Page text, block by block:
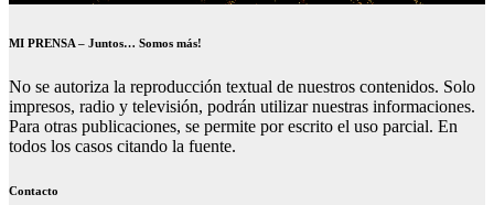
MI PRENSA – Juntos… Somos más!
No se autoriza la reproducción textual de nuestros contenidos. Solo
impresos, radio y televisión, podrán utilizar nuestras informaciones.
Para otras publicaciones, se permite por escrito el uso parcial. En
todos los casos citando la fuente.
Contacto